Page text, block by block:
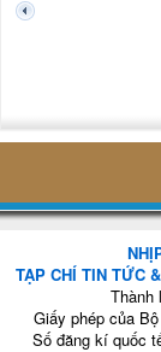
TẠP CHÍ TIN TỨC
Thành
Giấy phép của
Số đăng kí quốc